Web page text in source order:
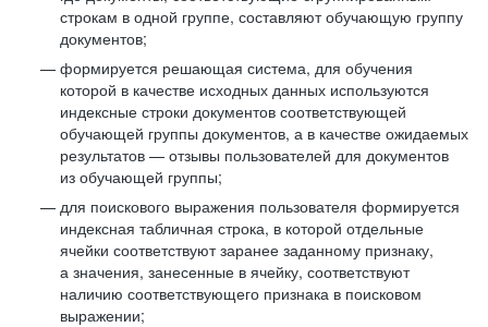
строкам в одной группе, составляют обучающую группу
документов;
формируется решающая система, для обучения
которой в качестве исходных данных используются
индексные строки документов соответствующей
обучающей группы документов, а в качестве ожидаемых
результатов — отзывы пользователей для документов
из обучающей группы;
для поискового выражения пользователя формируется
индексная табличная строка, в которой отдельные
ячейки соответствуют заранее заданному признаку,
а значения, занесенные в ячейку, соответствуют
наличию соответствующего признака в поисковом
выражении;